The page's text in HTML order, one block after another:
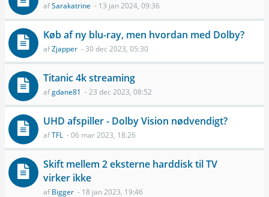
afSarakatrine - 13 jan 2024, 09:36
Køb af ny blu-ray, men hvordan med Dolby?
afZjapper - 30 dec 2023, 05:30
Titanic 4k streaming
afgdane81 - 23 dec 2023, 08:52
UHD afspiller - Dolby Vision nødvendigt?
afTFL - 06 mar 2023, 18:26
Skift mellem 2 eksterne harddisk til TV
virker ikke
afBigger - 18 jan 2023, 19:46